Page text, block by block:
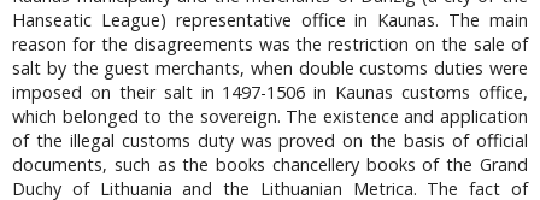
Hanseatic League) representative office in Kaunas. The main
reason for the disagreements was the restriction on the sale of
salt by the guest merchants, when double customs duties were
imposed on their salt in 1497-1506 in Kaunas customs office,
which belonged to the sovereign. The existence and application
of the illegal customs duty was proved on the basis of official
documents, such as the books chancellery books of the Grand
Duchy of Lithuania and the Lithuanian Metrica. The fact of